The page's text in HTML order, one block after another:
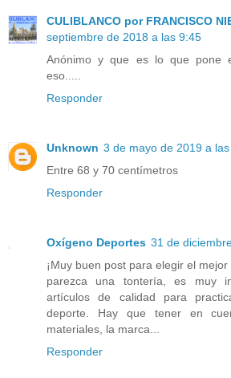
CULIBLANCO por FRANCISCO
septiembre de 2018 a las 9:45
Anónimo y que es lo que pone
eso.....
Responder
Unknown 3 de mayo de 2019 a
Entre 68 y 70 centímetros
Responder
Oxígeno Deportes 31 de
¡Muy buen post para elegir el
parezca una tontería, es muy
artículos de calidad para
deporte. Hay que tener en
materiales, la marca...
Responder